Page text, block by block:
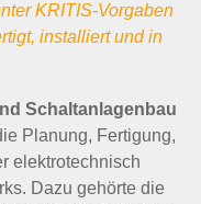
KRITIS-Vorgaben
installiert und in
Schaltanlagenbau
Planung, Fertigung,
elektrotechnisch
Dazu gehörte die